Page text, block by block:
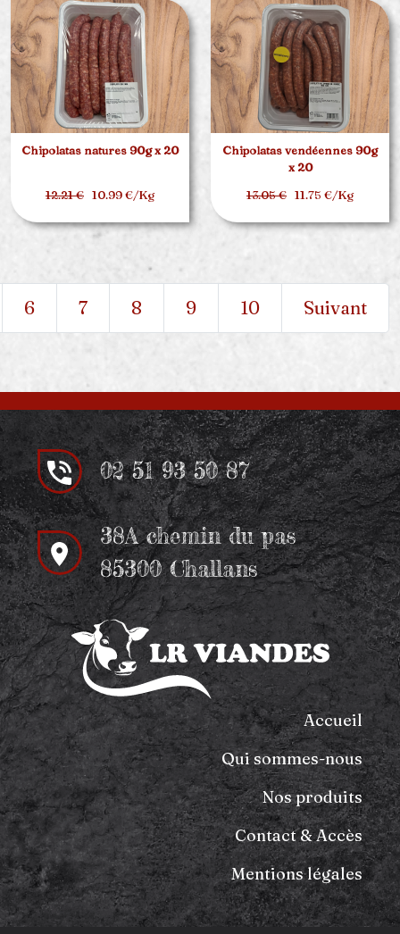
Chipolatas natures 90g x 20
12.21 € 10.99 €/Kg
Chipolatas vendéennes 90g
x 20
13.05 € 11.75 €/Kg
6 7 8 9 10 Suivant
02 51 93 50 87
38A chemin du pas
85300 Challans
Accueil
Qui sommes-nous
Nos produits
Contact & Accès
Mentions légales